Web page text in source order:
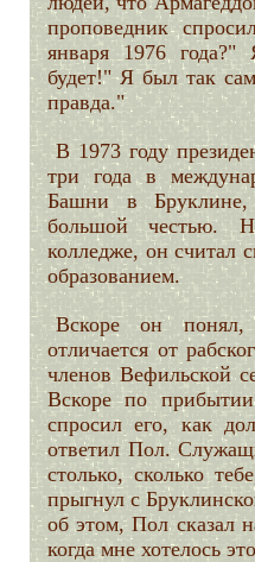
проповедник
января 1976
будет!" Я был так
правда."
В 1973 году
три года в
Башни в
большой честью.
колледже, он считал
образованием.
Вскоре он понял,
отличается от
членов Вефильской
Вскоре по
спросил его, как
ответил Пол.
столько, сколько
прыгнул с
об этом, Пол сказал
когда мне хотелось